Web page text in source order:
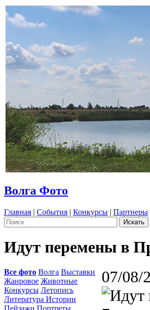
Волга Фото
Главная | События | Конкурсы | Партнеры
Идут перемены в
Все фото Волга Выставки
Жанровое Животные
Конкурсы Летопись
Литература Истории
Пейзажи Портреты
07/08/